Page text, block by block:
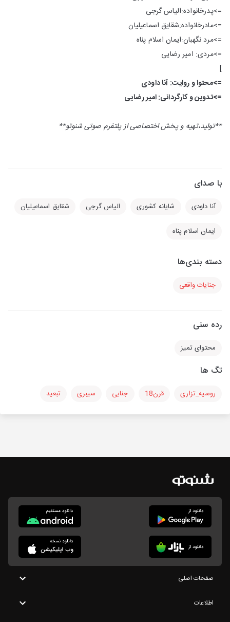
=>پدرخانواده:الیاس گرجی
=>مادرخانواده:شقایق اسماعیلیان
=>مرد نگهبان:ایمان اسلام پناه
=>مردی: امیر رضایی
]
=>محتوا و روایت: آنا داودی
=>تدوین و کارگردانی: امیر رضایی
**تولید،تهیه و پخش اختصاصی از پلتفرم صوتی شنوتو**
با صدای
آنا داودی شایانه کشوری الیاس گرجی شقایق اسماعیلیان
ایمان اسلام پناه
دسته بندی‌ها
جنایات واقعی
رده سنی
محتوای تمیز
تگ ها
روسیه_تزاری قرن18 جنایی سیبری تبعید
صفحات اصلی
اطلاعات